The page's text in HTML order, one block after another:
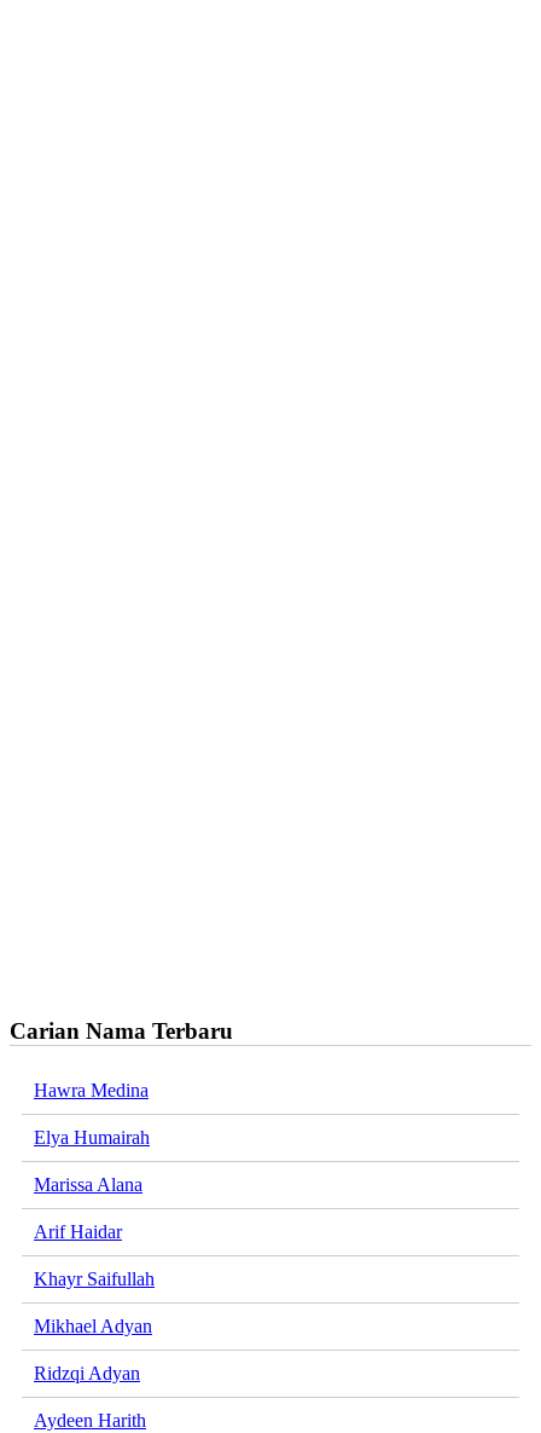
Carian Nama Terbaru
Hawra Medina
Elya Humairah
Marissa Alana
Arif Haidar
Khayr Saifullah
Mikhael Adyan
Ridzqi Adyan
Aydeen Harith